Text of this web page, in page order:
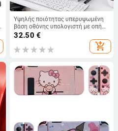
Υψηλής ποιότητας υπερυψωμένη
βάση οθόνης υπολογιστή με οπή
ψύξης. Πόδια σχήματος U μπορούν
πληκτρολογίου υπολογιστή στην
32.50 €
add_shopping_cart